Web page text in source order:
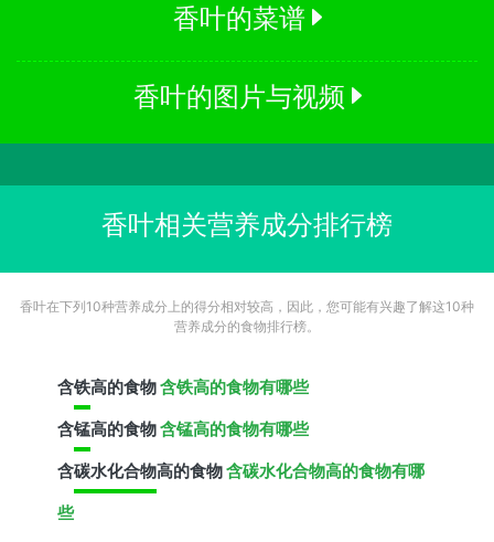
香叶的菜谱
香叶的图片与视频
香叶相关营养成分排行榜
香叶在下列10种营养成分上的得分相对较高，因此，您可能有兴趣了解这10种
营养成分的食物排行榜。
含铁高的食物含铁高的食物有哪些
含锰高的食物含锰高的食物有哪些
含碳水化合物高的食物含碳水化合物高的食物有哪
些